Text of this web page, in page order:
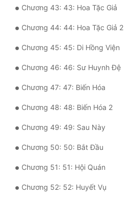
Đẹp HiệpChương 43: 43: Hoa Tặc Giả
Chương 44: 44: Hoa Tặc Giả 2
Chương 45: 45: Di Hồng Viện
Chương 46: 46: Sư Huynh Đệ
Chương 47: 47: Biến Hóa
Chương 48: 48: Biến Hóa 2
Chương 49: 49: Sau Này
Chương 50: 50: Bắt Đầu
Chương 51: 51: Hội Quán
Chương 52: 52: Huyết Vụ